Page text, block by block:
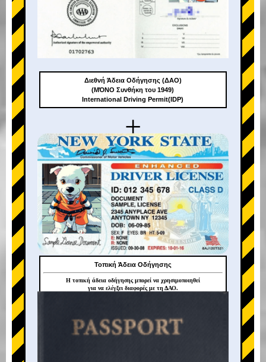
+
+
Διεθνή Άδεια Οδήγησης (ΔΑΟ)
(ΜΌΝΟ Συνθήκη του 1949)
International Driving Permit(IDP)
Τοπική Άδεια Οδήγησης
Η τοπική άδεια οδήγησης μπορεί να χρησιμοποιηθεί
για να ελέγξει διαφορές με τη ΔΑΟ.